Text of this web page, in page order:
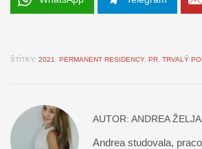
ŠTÍTKY: 2021 PERMANENT RESIDENCY, PR TRVALÝ
AUTOR: ANDREA
Andrea studovala,